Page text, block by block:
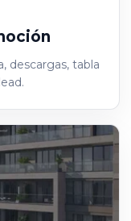
descargas, tabla